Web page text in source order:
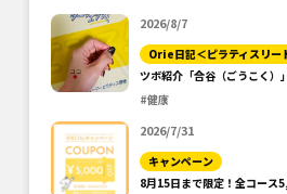
2026/8/7
Orie日記＜ピラティスリー
ツボ紹介「合谷（ごうこく）」
#健康
2026/7/31
キャンペーン
8月15日まで限定！全コース